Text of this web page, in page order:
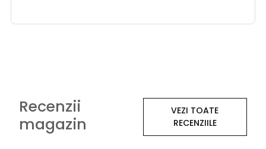
Recenzii
magazin
VEZI TOATE
RECENZIILE